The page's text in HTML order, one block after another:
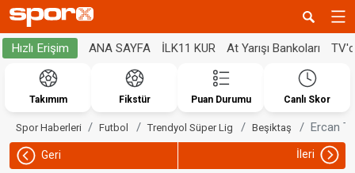
Hızlı Erişim ANA SAYFA İLK11 KUR At Yarışı Bankoları
Takımım Fikstür Puan Durumu Canlı Skor
Spor Haberleri Futbol Trendyol Süper Lig Beşiktaş Ercan
Geri İleri